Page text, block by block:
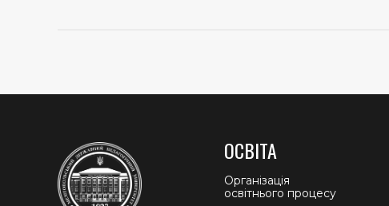
ОСВІТА
Організація
освітнього процесу